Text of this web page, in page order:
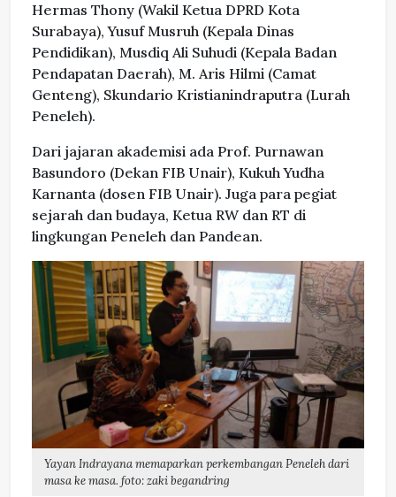
Hermas Thony (Wakil Ketua DPRD Kota
Surabaya), Yusuf Musruh (Kepala Dinas
Pendidikan), Musdiq Ali Suhudi (Kepala Badan
Pendapatan Daerah), M. Aris Hilmi (Camat
Genteng), Skundario Kristianindraputra (Lurah
Peneleh).
Dari jajaran akademisi ada Prof. Purnawan
Basundoro (Dekan FIB Unair), Kukuh Yudha
Karnanta (dosen FIB Unair). Juga para pegiat
sejarah dan budaya, Ketua RW dan RT di
lingkungan Peneleh dan Pandean.
Yayan Indrayana memaparkan perkembangan Peneleh dari
masa ke masa. foto: zaki begandring